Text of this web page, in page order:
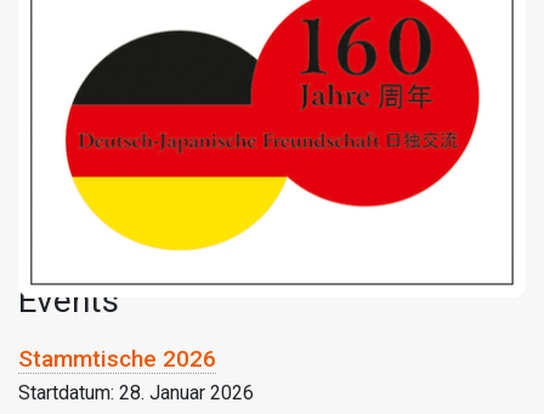
Events
Stammtische 2026
Startdatum: 28. Januar 2026